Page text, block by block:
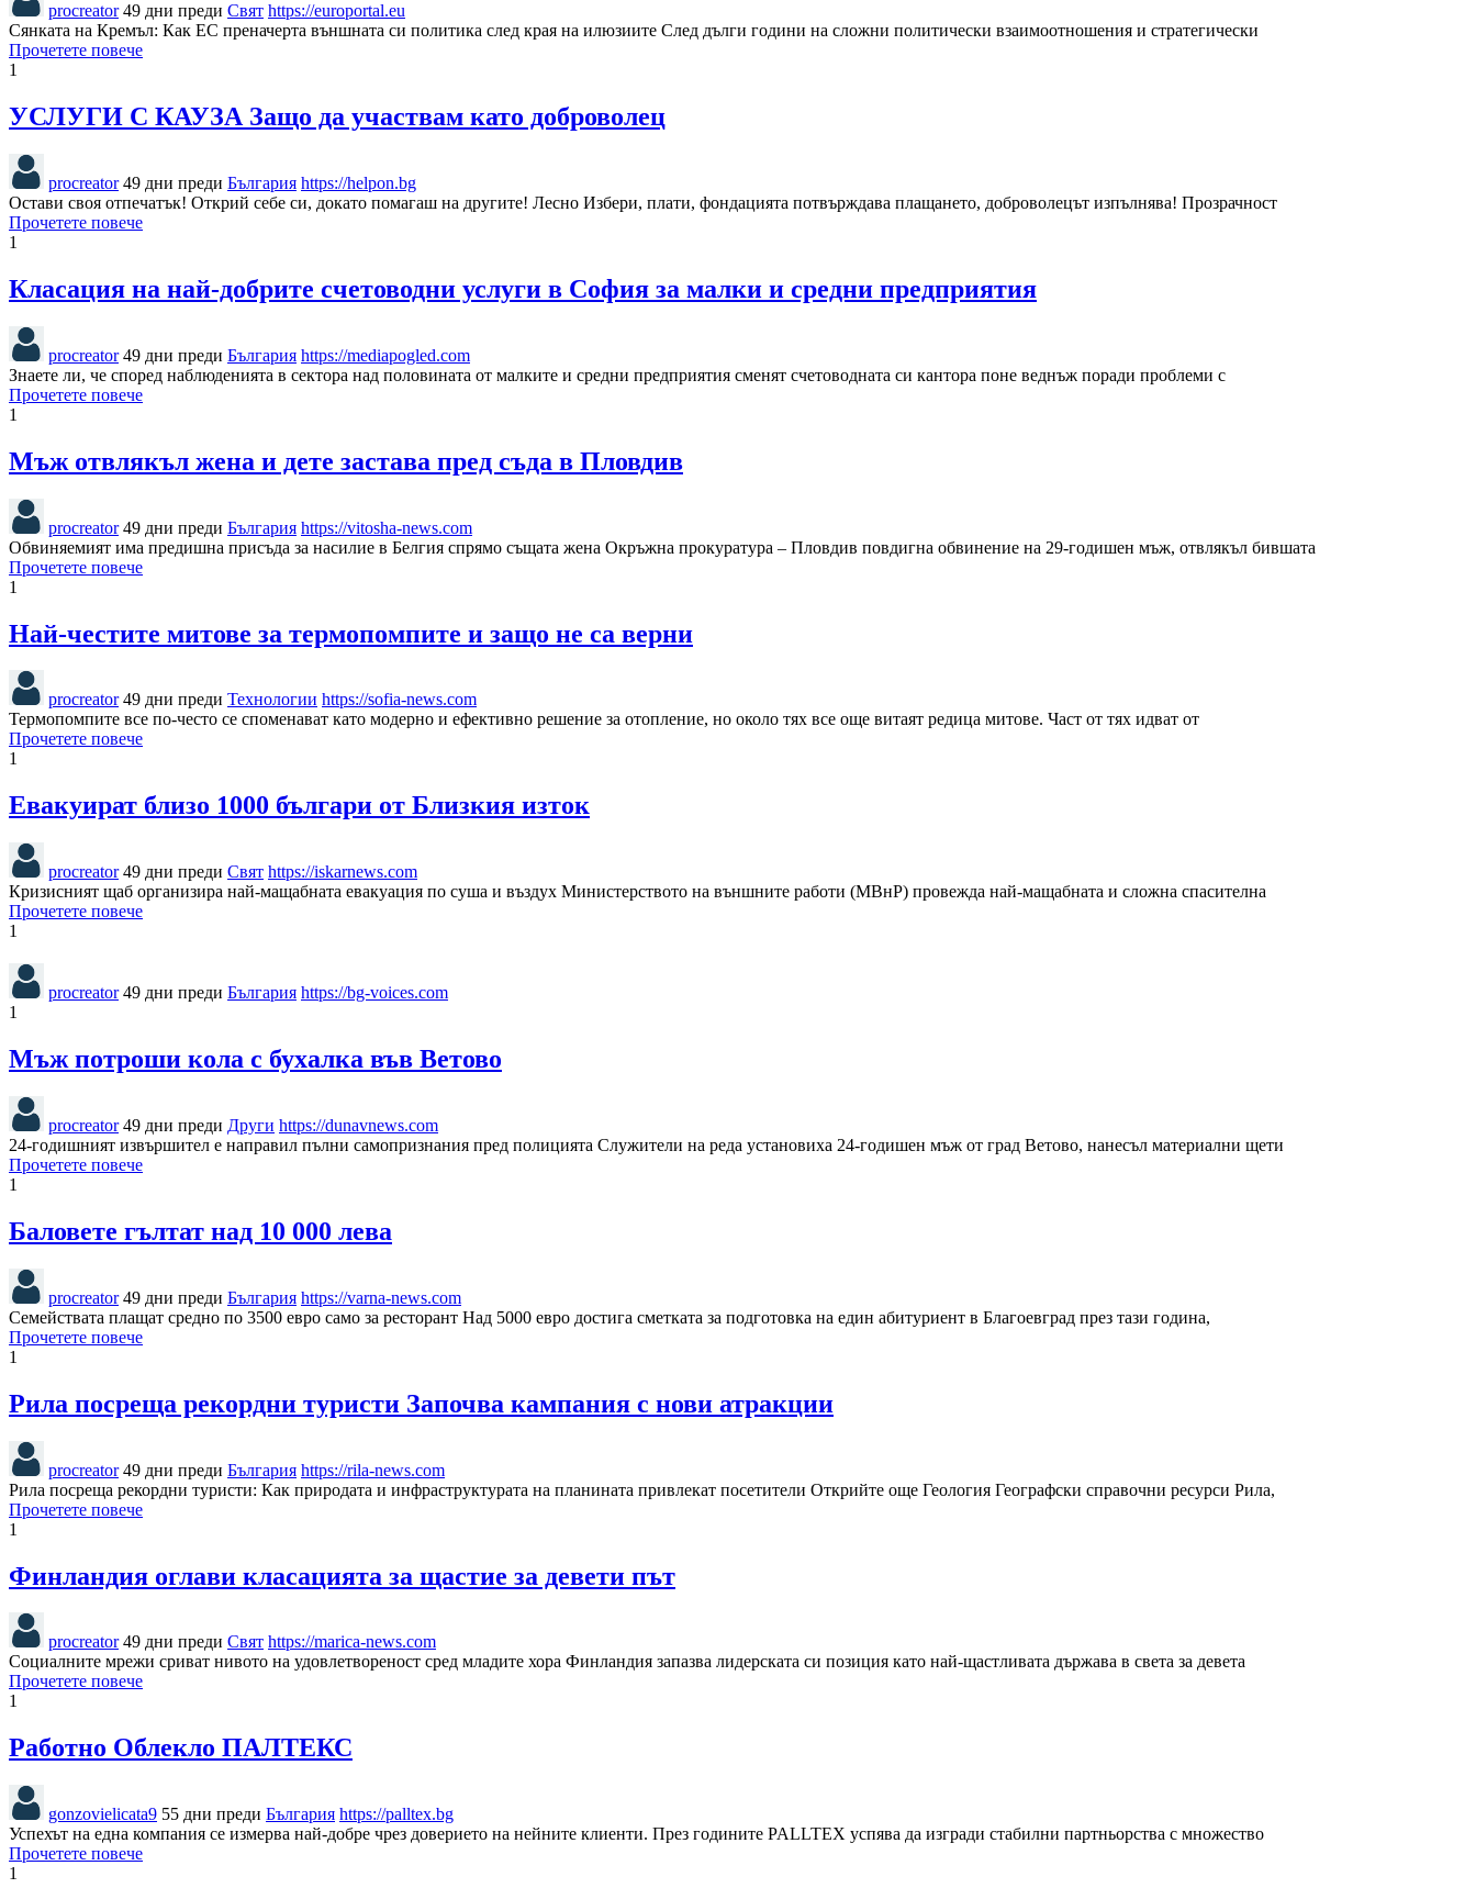
procreator 49 дни преди Свят https://europortal.eu
Сянката на Кремъл: Как ЕС преначерта външната си политика след края на илюзиите След дълги години на сложни политически взаимоотношения и стратегически
Прочетете повече
1
УСЛУГИ С КАУЗА Защо да участвам като доброволец
procreator 49 дни преди България https://helpon.bg
Остави своя отпечатък! Открий себе си, докато помагаш на другите! Лесно Избери, плати, фондацията потвърждава плащането, доброволецът изпълнява! Прозрачност
Прочетете повече
1
Класация на най-добрите счетоводни услуги в София за малки и средни предприятия
procreator 49 дни преди България https://mediapogled.com
Знаете ли, че според наблюденията в сектора над половината от малките и средни предприятия сменят счетоводната си кантора поне веднъж поради проблеми с
Прочетете повече
1
Мъж отвлякъл жена и дете застава пред съда в Пловдив
procreator 49 дни преди България https://vitosha-news.com
Обвиняемият има предишна присъда за насилие в Белгия спрямо същата жена Окръжна прокуратура – Пловдив повдигна обвинение на 29-годишен мъж, отвлякъл бившата
Прочетете повече
1
Най-честите митове за термопомпите и защо не са верни
procreator 49 дни преди Технологии https://sofia-news.com
Термопомпите все по-често се споменават като модерно и ефективно решение за отопление, но около тях все още витаят редица митове. Част от тях идват от
Прочетете повече
1
Евакуират близо 1000 българи от Близкия изток
procreator 49 дни преди Свят https://iskarnews.com
Кризисният щаб организира най-мащабната евакуация по суша и въздух Министерството на външните работи (МВнР) провежда най-мащабната и сложна спасителна
Прочетете повече
1
procreator 49 дни преди България https://bg-voices.com
1
Мъж потроши кола с бухалка във Ветово
procreator 49 дни преди Други https://dunavnews.com
24-годишният извършител е направил пълни самопризнания пред полицията Служители на реда установиха 24-годишен мъж от град Ветово, нанесъл материални щети
Прочетете повече
1
Баловете гълтат над 10 000 лева
procreator 49 дни преди България https://varna-news.com
Семействата плащат средно по 3500 евро само за ресторант Над 5000 евро достига сметката за подготовка на един абитуриент в Благоевград през тази година,
Прочетете повече
1
Рила посреща рекордни туристи Започва кампания с нови атракции
procreator 49 дни преди България https://rila-news.com
Рила посреща рекордни туристи: Как природата и инфраструктурата на планината привлекат посетители Открийте още Геология Географски справочни ресурси Рила,
Прочетете повече
1
Финландия оглави класацията за щастие за девети път
procreator 49 дни преди Свят https://marica-news.com
Социалните мрежи сриват нивото на удовлетвореност сред младите хора Финландия запазва лидерската си позиция като най-щастливата държава в света за девета
Прочетете повече
1
Работно Облекло ПАЛТЕКС
gonzovielicata9 55 дни преди България https://palltex.bg
Успехът на една компания се измерва най-добре чрез доверието на нейните клиенти. През годините PALLTEX успява да изгради стабилни партньорства с множество
Прочетете повече
1